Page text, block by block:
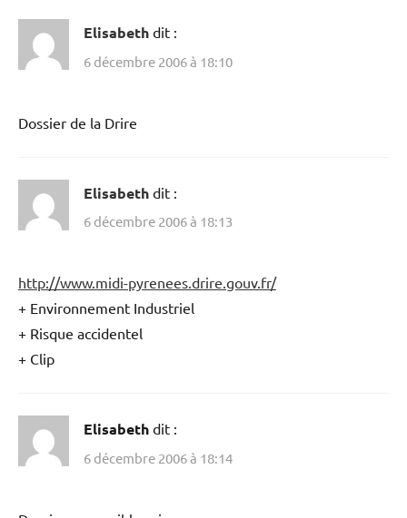
, ou à coté.
De même les productions de la SNPE – toujours en
elles relèvent du secret défense.
correct , pour l’emploi notamment, de parler de la
pollution du site et des risques sanitaires.
Elisabeth dit :
6 décembre 2006 à 18:10
Dossier de la Drire
Elisabeth dit :